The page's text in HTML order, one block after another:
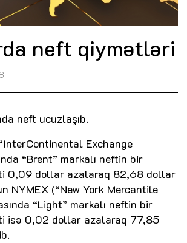
neft qiymətləri
neft ucuzlaşıb.
Exchange
“Brent” markalı neftin bir
0,09 dollar azalaraq 82,68 dollar
NYMEX (“New York Mercantile
“Light” markalı neftin bir
isə 0,02 dollar azalaraq 77,85